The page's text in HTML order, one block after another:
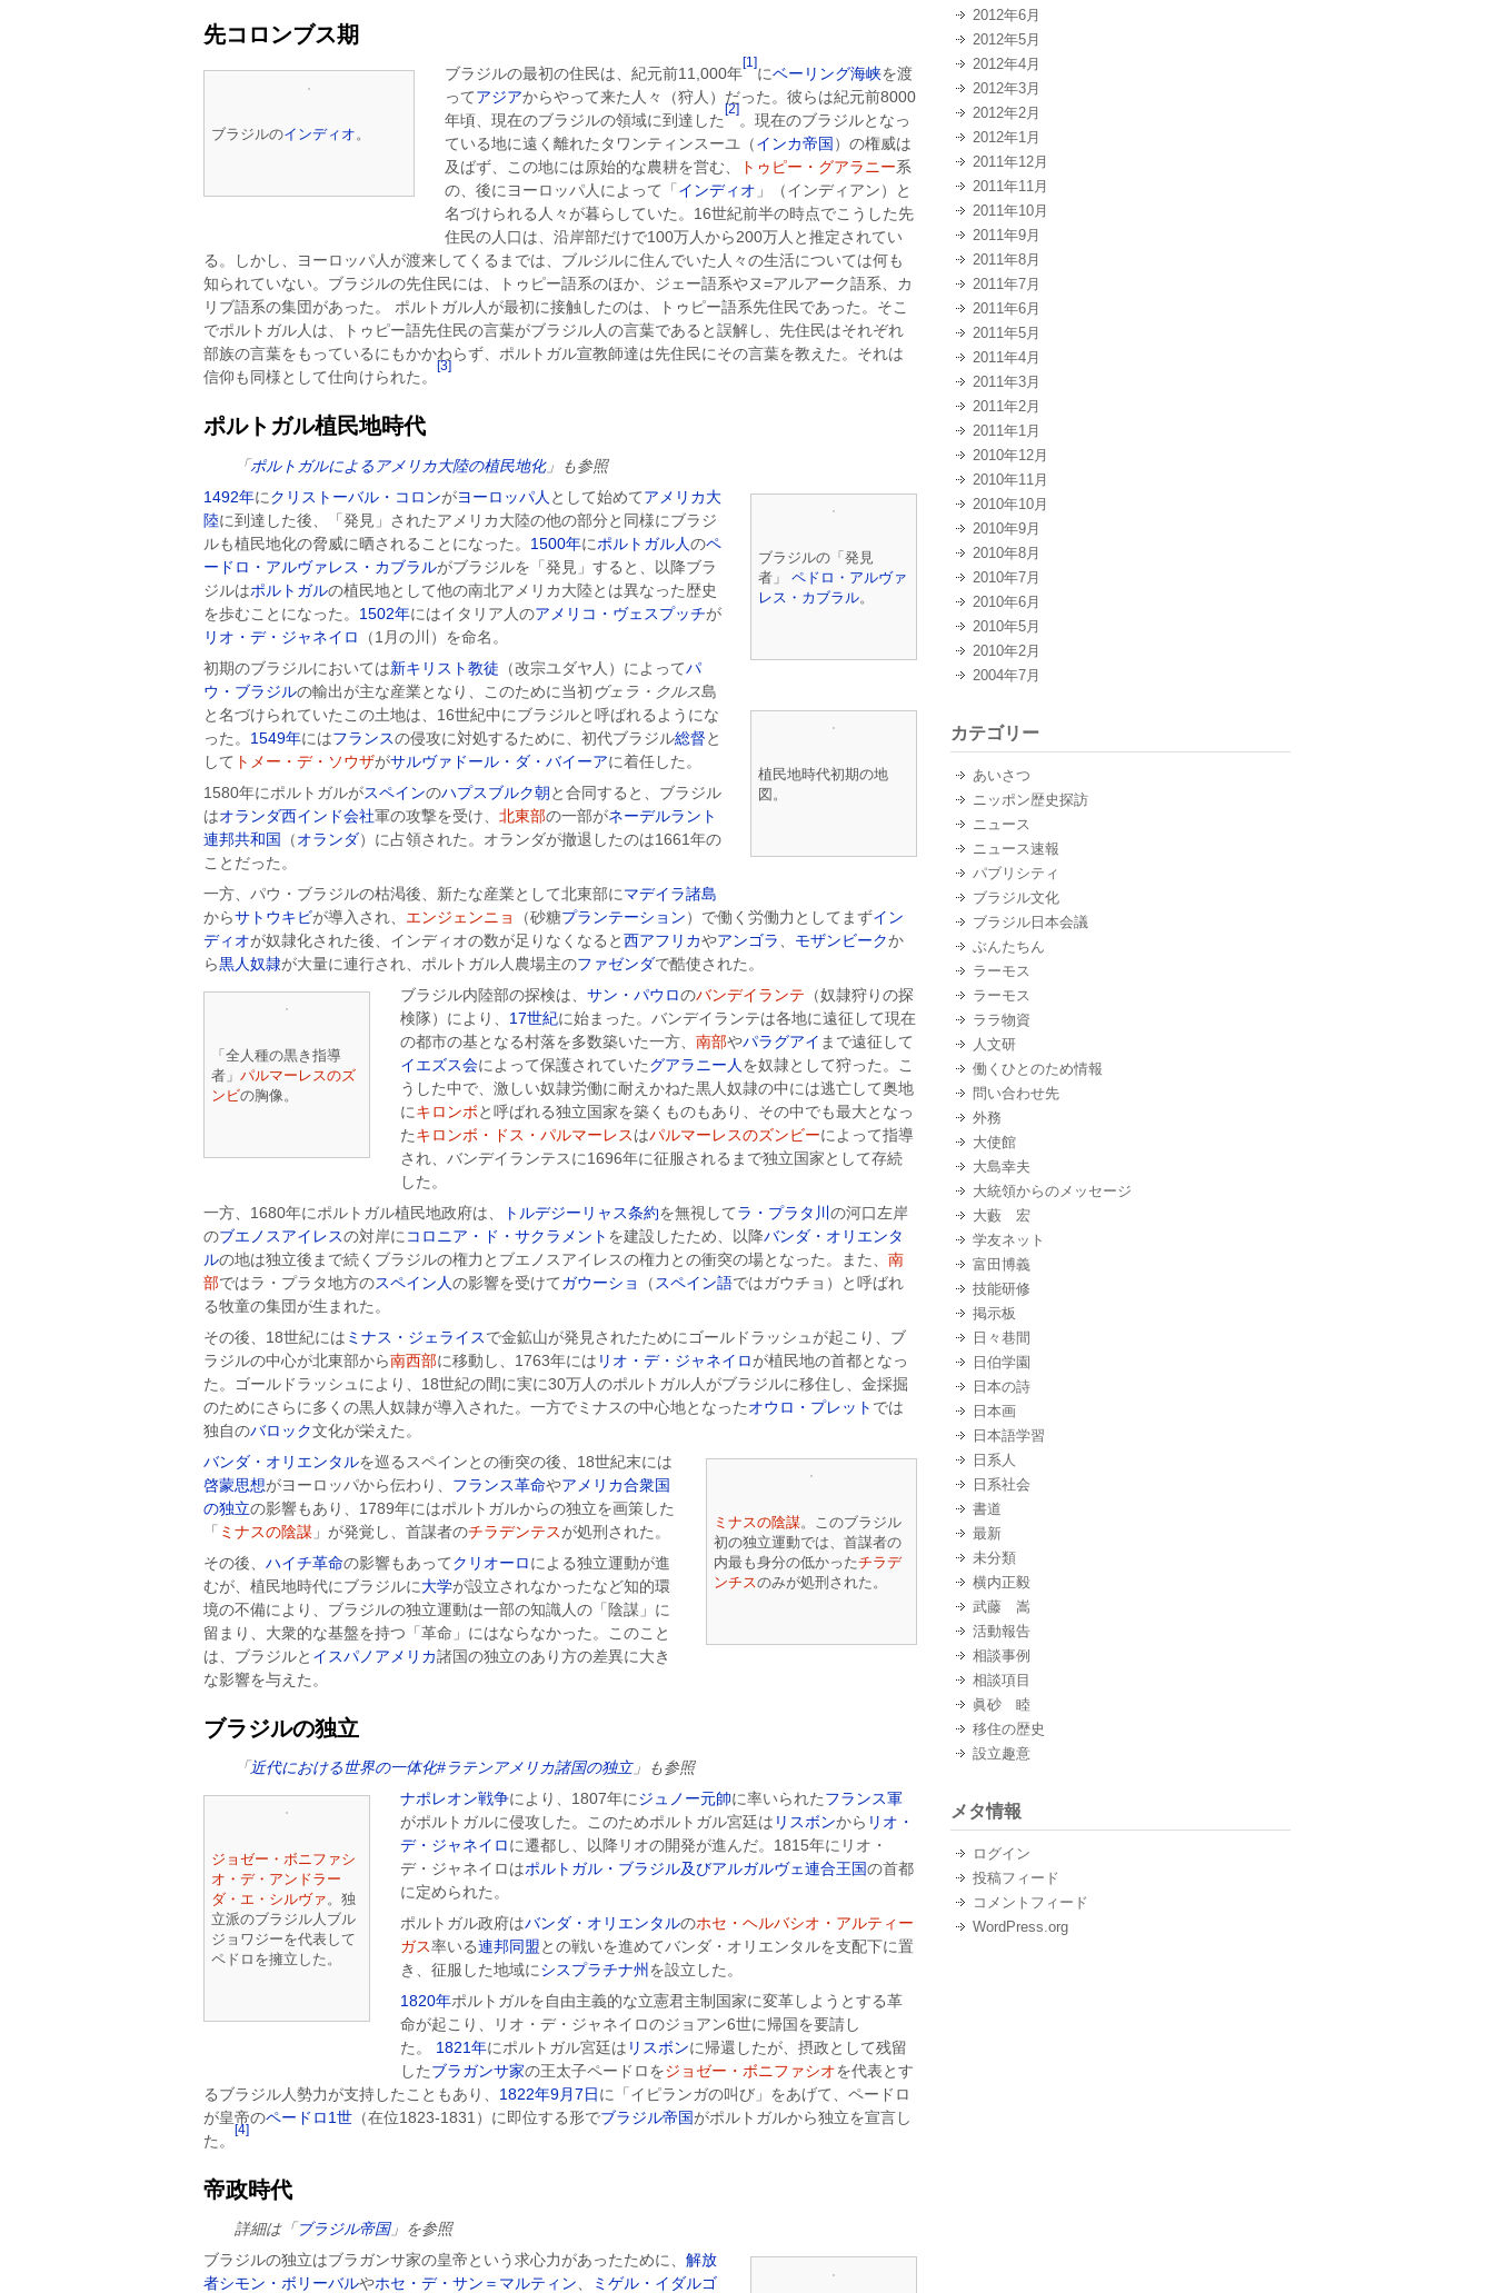
先コロンブス期
ブラジルのインディオ。
ブラジルの最初の住民は、紀元前11,000年
[1]
にベーリング海峡を渡
ってアジアからやって来た人々（狩人）だった。彼らは紀元前8000
年頃、現在のブラジルの領域に到達した
[2]
。現在のブラジルとなっ
ている地に遠く離れたタワンティンスーユ（インカ帝国 ）の権威は
及ばず、この地には原始的な農耕を営む、
トゥピー・グアラニー系
の、後にヨーロッパ人によって「 インディオ 」（インディアン）と
名づけられる人々が暮らしていた。16世紀前半の時点でこうした先
住民の人口は、沿岸部だけで100万人から200万人と推定されてい
る。しかし、ヨーロッパ人が渡来してくるまでは、ブルジルに住んでいた人々の生活については何も
知られていない。ブラジルの先住民には、トゥピー語系のほか、ジェー語系やヌ=アルアーク語系、カ
リブ語系の集団があった。 ポルトガル人が最初に接触したのは、トゥピー語系先住民であった。そこ
でポルトガル人は、トゥピー語先住民の言葉がブラジル人の言葉であると誤解し、先住民はそれぞれ
部族の言葉をもっているにもかかわらず、ポルトガル宣教師達は先住民にその言葉を教えた。それは
信仰も同様として仕向けられた。
[3]
ポルトガル植民地時代
「ポルトガルによるアメリカ大陸の植民地化」も参照
ブラジルの「発見
者」 ペドロ・アルヴァ
レス・カブラル。
植民地時代初期の地
図。
1492年にクリストーバル・コロンがヨーロッパ人 として始めてアメリカ大
陸に到達した後、「発見」されたアメリカ大陸の他の部分と同様にブラジ
ルも植民地化の脅威に晒されることになった。 1500年にポルトガル人のペ
ードロ・アルヴァレス・カブラルがブラジルを「発見」すると、以降ブラ
ジルはポルトガルの植民地として他の南北アメリカ大陸とは異なった歴史
を歩むことになった。 1502年にはイタリア人のアメリコ・ヴェスプッチが
リオ・デ・ジャネイロ
（1月の川）を命名。
初期のブラジルにおいては新キリスト教徒 （改宗ユダヤ人）によってパ
ウ・ブラジルの輸出が主な産業となり、このために当初ヴェラ・クルス島
と名づけられていたこの土地は、16世紀中にブラジルと呼ばれるようにな
った。 1549年にはフランスの侵攻に対処するために、初代ブラジル総督と
して トメー・デ・ソウザがサルヴァドール・ダ・バイーアに着任した。
1580年にポルトガルがスペインのハプスブルク朝と合同すると、ブラジル
はオランダ西インド会社軍の攻撃を受け、 北東部の一部がネーデルラント
連邦共和国
（オランダ）に占領された。オランダが撤退したのは1661年の
ことだった。
一方、パウ・ブラジルの枯渇後、新たな産業として北東部にマデイラ諸島
からサトウキビが導入され、 エンジェンニョ （砂糖プランテーション）で働く労働力としてまずイン
ディオが奴隷化された後、インディオの数が足りなくなると西アフリカやアンゴラ モザンビークか
ら黒人奴隷が大量に連行され、ポルトガル人農場主のファゼンダで酷使された。
「全人種の黒き指導
者」 パルマーレスのズ
ンビの胸像。
ブラジル内陸部の探検は、 サン・パウロのバンデイランテ （奴隷狩りの探
検隊）により、 17世紀に始まった。バンデイランテは各地に遠征して現在
の都市の基となる村落を多数築いた一方、 南部やパラグアイ まで遠征して
イエズス会によって保護されていたグアラニー人 を奴隷として狩った。こ
うした中で、激しい奴隷労働に耐えかねた黒人奴隷の中には逃亡して奥地
にキロンボと呼ばれる独立国家を築くものもあり、その中でも最大となっ
たキロンボ・ドス・パルマーレスはパルマーレスのズンビーによって指導
され、バンデイランテスに1696年に征服されるまで独立国家として存続
した。
一方、1680年にポルトガル植民地政府は、
トルデジーリャス条約を無視してラ・プラタ川 の河口左岸
のブエノスアイレスの対岸に コロニア・ド・サクラメント を建設したため、以降バンダ・オリエンタ
ルの地は独立後まで続くブラジルの権力とブエノスアイレスの権力との衝突の場となった。また、 南
部ではラ・プラタ地方のスペイン人の影響を受けてガウーショ （ スペイン語ではガウチョ）と呼ばれ
る牧童の集団が生まれた。
その後、18世紀には ミナス・ジェライスで金鉱山が発見されたためにゴールドラッシュが起こり、ブ
ラジルの中心が北東部から南西部に移動し、1763年には リオ・デ・ジャネイロが植民地の首都となっ
た。ゴールドラッシュにより、18世紀の間に実に30万人のポルトガル人がブラジルに移住し、金採掘
のためにさらに多くの黒人奴隷が導入された。一方でミナスの中心地となったオウロ・プレット では
独自のバロック文化が栄えた。
ミナスの陰謀。このブラジル
初の独立運動では、首謀者の
内最も身分の低かったチラデ
ンチスのみが処刑された。
バンダ・オリエンタルを巡るスペインとの衝突の後、18世紀末には
啓蒙思想がヨーロッパから伝わり、 フランス革命やアメリカ合衆国
の独立の影響もあり、1789年にはポルトガルからの独立を画策した
「 ミナスの陰謀 」が発覚し、首謀者のチラデンテスが処刑された。
その後、 ハイチ革命の影響もあってクリオーロによる独立運動が進
むが、植民地時代にブラジルに大学が設立されなかったなど知的環
境の不備により、ブラジルの独立運動は一部の知識人の「陰謀」に
留まり、大衆的な基盤を持つ「革命」にはならなかった。このこと
は、ブラジルと イスパノアメリカ諸国の独立のあり方の差異に大き
な影響を与えた。
ブラジルの独立
「 近代における世界の一体化#ラテンアメリカ諸国の独立」も参照
ジョゼー・ボニファシ
オ・デ・アンドラー
ダ・エ・シルヴァ。独
立派のブラジル人ブル
ジョワジーを代表して
ペドロを擁立した。
ナポレオン戦争により、1807年にジュノー元帥に率いられたフランス軍
がポルトガルに侵攻した。このためポルトガル宮廷は リスボンから リオ・
デ・ジャネイロに遷都し、以降リオの開発が進んだ。1815年にリオ・
デ・ジャネイロはポルトガル・ブラジル及びアルガルヴェ連合王国の首都
に定められた。
ポルトガル政府はバンダ・オリエンタルのホセ・ヘルバシオ・アルティー
ガス率いる連邦同盟との戦いを進めてバンダ・オリエンタルを支配下に置
き、征服した地域にシスプラチナ州 を設立した。
1820年ポルトガルを自由主義的な立憲君主制国家に変革しようとする革
命が起こり、リオ・デ・ジャネイロのジョアン6世に帰国を要請し
た。 1821年にポルトガル宮廷は リスボンに帰還したが、摂政として残留
したブラガンサ家の王太子ペードロをジョゼー・ボニファシオを代表とす
るブラジル人勢力が支持したこともあり、 1822年9月7日に「イピランガの叫び」をあげて、ペードロ
が皇帝のペードロ1世 （在位1823-1831）に即位する形でブラジル帝国がポルトガルから独立を宣言し
た。
[4]
帝政時代
詳細は「 ブラジル帝国」を参照
ブラジルの独立はブラガンサ家の皇帝という求心力があったために、 解放
者シモン・ボリーバルやホセ・デ・サン＝マルティン、 ミゲル・イダルゴ
2012年6月
2012年5月
2012年4月
2012年3月
2012年2月
2012年1月
2011年12月
2011年11月
2011年10月
2011年9月
2011年8月
2011年7月
2011年6月
2011年5月
2011年4月
2011年3月
2011年2月
2011年1月
2010年12月
2010年11月
2010年10月
2010年9月
2010年8月
2010年7月
2010年6月
2010年5月
2010年2月
2004年7月
カテゴリー
あいさつ
ニッポン歴史探訪
ニュース
ニュース速報
パブリシティ
ブラジル文化
ブラジル日本会議
ぶんたちん
ラーモス
ラーモス
ララ物資
人文研
働くひとのため情報
問い合わせ先
外務
大使館
大島幸夫
大統領からのメッセージ
大藪 宏
学友ネット
富田博義
技能研修
掲示板
日々巷間
日伯学園
日本の詩
日本画
日本語学習
日系人
日系社会
書道
最新
未分類
横内正毅
武藤 嵩
活動報告
相談事例
相談項目
眞砂 睦
移住の歴史
設立趣意
メタ情報
ログイン
投稿フィード
コメントフィード
WordPress.org